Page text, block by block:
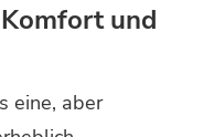
und
eine, aber